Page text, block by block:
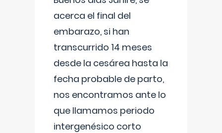
acerca el final del
embarazo, si han
transcurrido 14 meses
desde la cesárea hasta la
fecha probable de parto,
nos encontramos ante lo
que llamamos periodo
intergenésico corto